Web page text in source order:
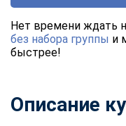
Нет времени ждать
без набора группы и
быстрее!
Описание